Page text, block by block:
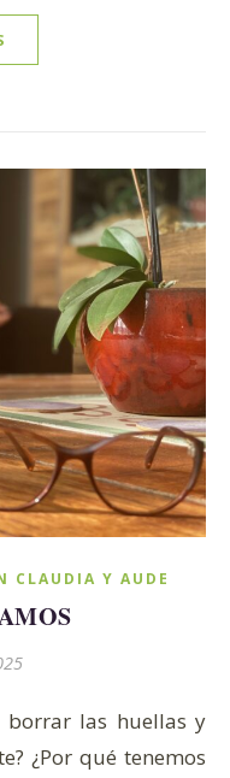
CLAUDIA Y AUDE
¿Por qué tenemos